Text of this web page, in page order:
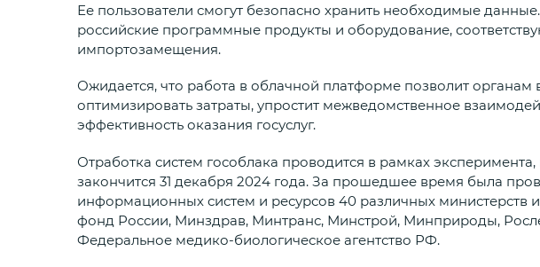
Ее пользователи смогут безопасно хранить необходимые
российские программные продукты и оборудование,
импортозамещения.
Ожидается, что работа в облачной платформе позволит органам
оптимизировать затраты, упростит межведомственное
эффективность оказания госуслуг.
Отработка систем гособлака проводится в рамках эксперимента,
закончится 31 декабря 2024 года. За прошедшее время была
информационных систем и ресурсов 40 различных министерств
фонд России, Минздрав, Минтранс, Минстрой, Минприроды,
Федеральное медико-биологическое агентство РФ.